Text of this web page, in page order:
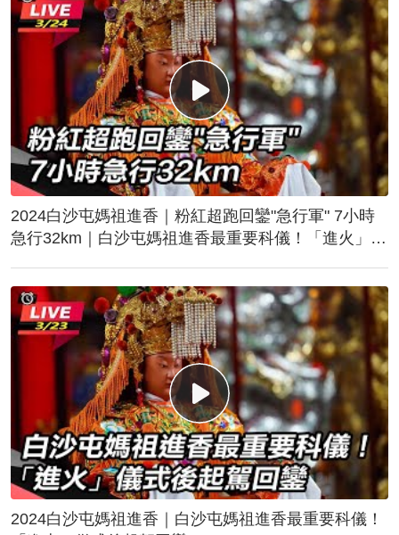
2024白沙屯媽祖進香｜粉紅超跑回鑾"急行軍" 7小時
急行32km｜白沙屯媽祖進香最重要科儀！「進火」儀
2024白沙屯媽祖進香｜白沙屯媽祖進香最重要科儀！